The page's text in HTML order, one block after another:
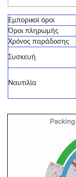
Εμπορικοί όροι
Όροι πληρωμής
Χρόνος παράδοσης
Συσκευή
Ναυτιλία